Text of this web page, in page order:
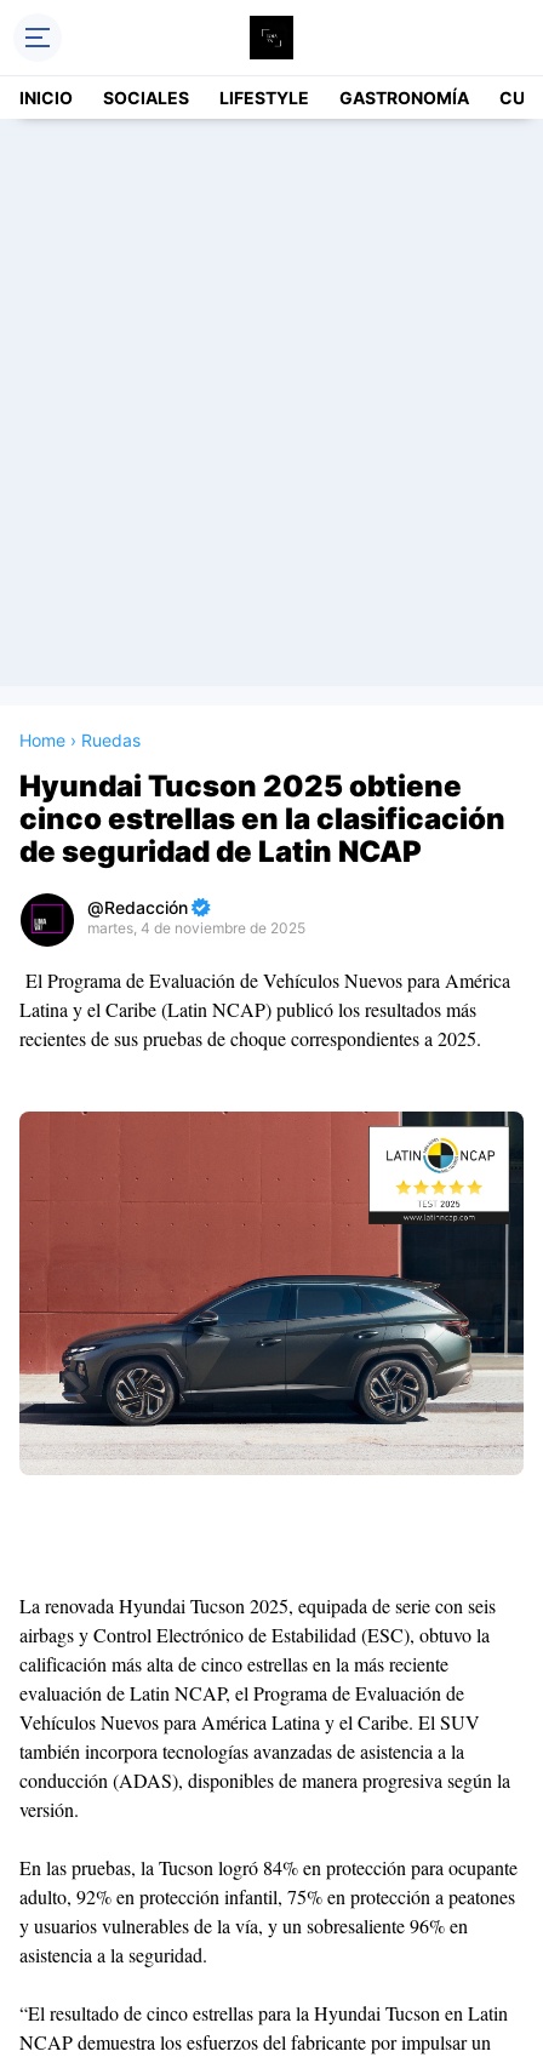
INICIO SOCIALES LIFESTYLE GASTRONOMÍA
Home › Ruedas
Hyundai Tucson 2025 obtiene
cinco estrellas en la clasificación
de seguridad de Latin NCAP
Redacción
martes, 4 de noviembre de 2025
Premium
By
Raushan
Design
Templates
El Programa de Evaluación de Vehículos Nuevos para América
Latina y el Caribe (Latin NCAP) publicó los resultados más
recientes de sus pruebas de choque correspondientes a 2025.
La renovada Hyundai Tucson 2025, equipada de serie con seis
airbags y Control Electrónico de Estabilidad (ESC), obtuvo la
calificación más alta de cinco estrellas en la más reciente
evaluación de Latin NCAP, el Programa de Evaluación de
Vehículos Nuevos para América Latina y el Caribe. El SUV
también incorpora tecnologías avanzadas de asistencia a la
conducción (ADAS), disponibles de manera progresiva según la
versión.
En las pruebas, la Tucson logró 84% en protección para ocupante
adulto, 92% en protección infantil, 75% en protección a peatones
y usuarios vulnerables de la vía, y un sobresaliente 96% en
asistencia a la seguridad.
“El resultado de cinco estrellas para la Hyundai Tucson en Latin
NCAP demuestra los esfuerzos del fabricante por impulsar un